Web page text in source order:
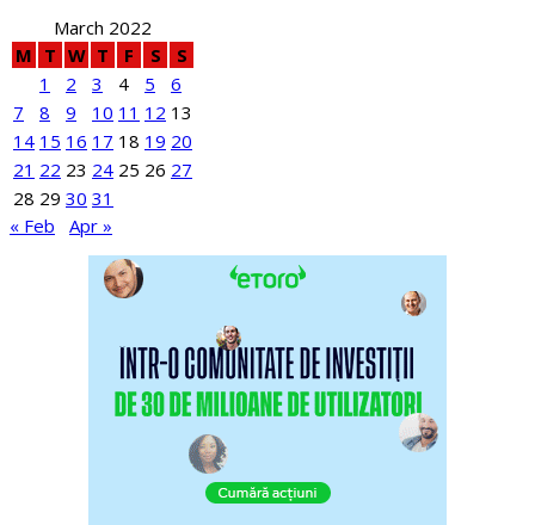
March 2022
M T W T F S
S
1
2 3 4 5
6
7
8 9 10 11 12 13
14 15 16 17 18 19 20
21 22 23 24 25 26 27
28 29 30 31
« Feb
Apr »